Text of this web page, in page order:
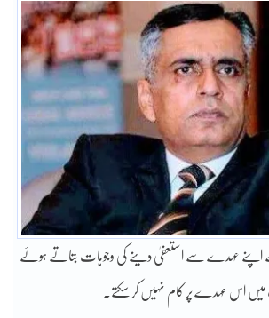
اپنے عہدے سے استعفیٰ دینے کی وجوہات بتاتے ہوئے
میں اس عہدے پر کام نہیں کر سکتے۔